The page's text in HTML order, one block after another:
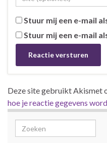
Stuur mij een e-mail
Stuur mij een e-mail
Deze site gebruikt Akismet
hoe je reactie gegevens
Search for: